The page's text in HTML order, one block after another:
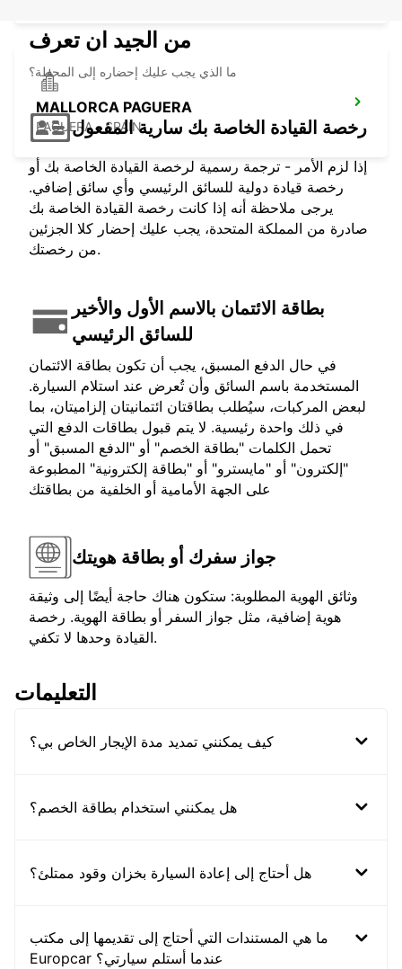
MALLORCA PAGUERA
PAGUERA - SPAIN
من الجيد ان تعرف
ما الذي يجب عليك إحضاره إلى المحطة؟
رخصة القيادة الخاصة بك سارية المفعول
إذا لزم الأمر - ترجمة رسمية لرخصة القيادة الخاصة بك أو
رخصة قيادة دولية للسائق الرئيسي وأي سائق إضافي.
يرجى ملاحظة أنه إذا كانت رخصة القيادة الخاصة بك
صادرة من المملكة المتحدة، يجب عليك إحضار كلا الجزئين
من رخصتك.
بطاقة الائتمان بالاسم الأول والأخير
للسائق الرئيسي
في حال الدفع المسبق، يجب أن تكون بطاقة الائتمان
المستخدمة باسم السائق وأن تُعرض عند استلام السيارة.
لبعض المركبات، سيُطلب بطاقتان ائتمانيتان إلزاميتان، بما
في ذلك واحدة رئيسية. لا يتم قبول بطاقات الدفع التي
تحمل الكلمات "بطاقة الخصم" أو "الدفع المسبق" أو
"إلكترون" أو "مايسترو" أو "بطاقة إلكترونية" المطبوعة
على الجهة الأمامية أو الخلفية من بطاقتك
جواز سفرك أو بطاقة هويتك
وثائق الهوية المطلوبة: ستكون هناك حاجة أيضًا إلى وثيقة
هوية إضافية، مثل جواز السفر أو بطاقة الهوية. رخصة
القيادة وحدها لا تكفي.
التعليمات
كيف يمكنني تمديد مدة الإيجار الخاص بي؟
هل يمكنني استخدام بطاقة الخصم؟
هل أحتاج إلى إعادة السيارة بخزان وقود ممتلئ؟
ما هي المستندات التي أحتاج إلى تقديمها إلى مكتب
Europcar عندما أستلم سيارتي؟